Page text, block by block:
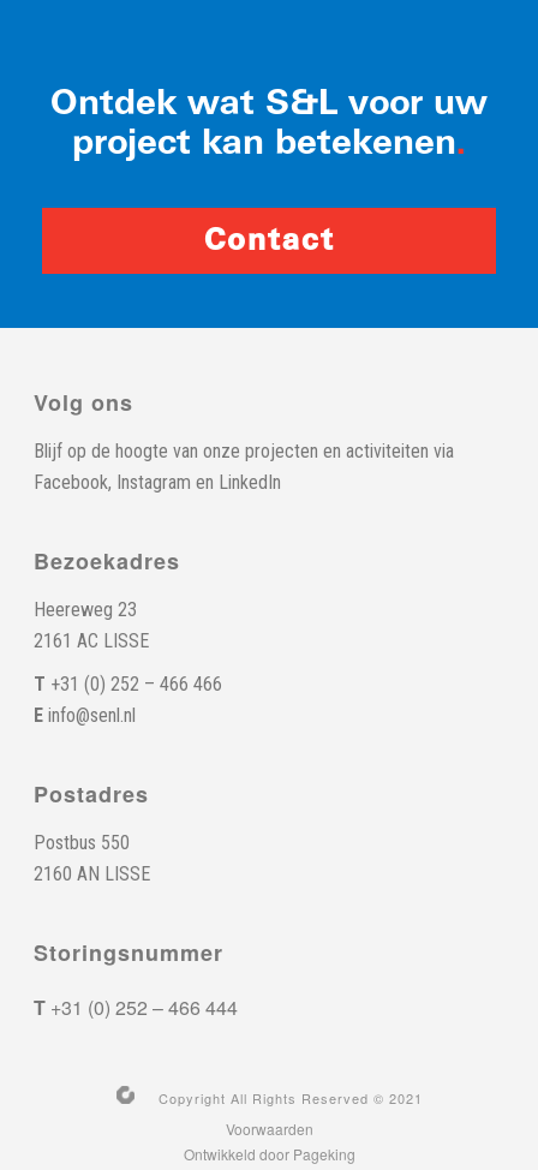
Ontdek wat S&L voor uw
project kan betekenen.
Contact
Volg ons
Blijf op de hoogte van onze projecten en activiteiten via
Facebook, Instagram en LinkedIn
Bezoekadres
Heereweg 23
2161 AC LISSE
T +31 (0) 252 – 466 466
E info@senl.nl
Postadres
Postbus 550
2160 AN LISSE
Storingsnummer
T +31 (0) 252 – 466 444
Copyright All Rights Reserved © 2021
Voorwaarden
Ontwikkeld door Pageking